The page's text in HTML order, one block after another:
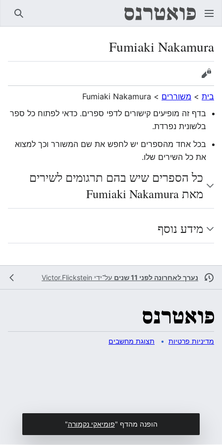
Fumiaki Nakamura
הצגת מקור
בית > משוררים >
Fumiaki Nakamura
בדף זה מופיעים קישורים לדפי ספרים. כדאי לפתוח כל ספר
בלשונית נפרדת.
בכל אחד מהספרים יש לחפש את שם המשורר וכך למצוא
את כל השירים שלו.
כל הספרים שיש בהם תרגומים לשירים
מאת Fumiaki Nakamura
מידע נוסף
נערך לאחרונה לפני 11 שנים על־ידי Victor.Flickstein
מדיניות פרטיות תצוגת מחשבים
הופנה מהדף "פומיאקי נקמורה"